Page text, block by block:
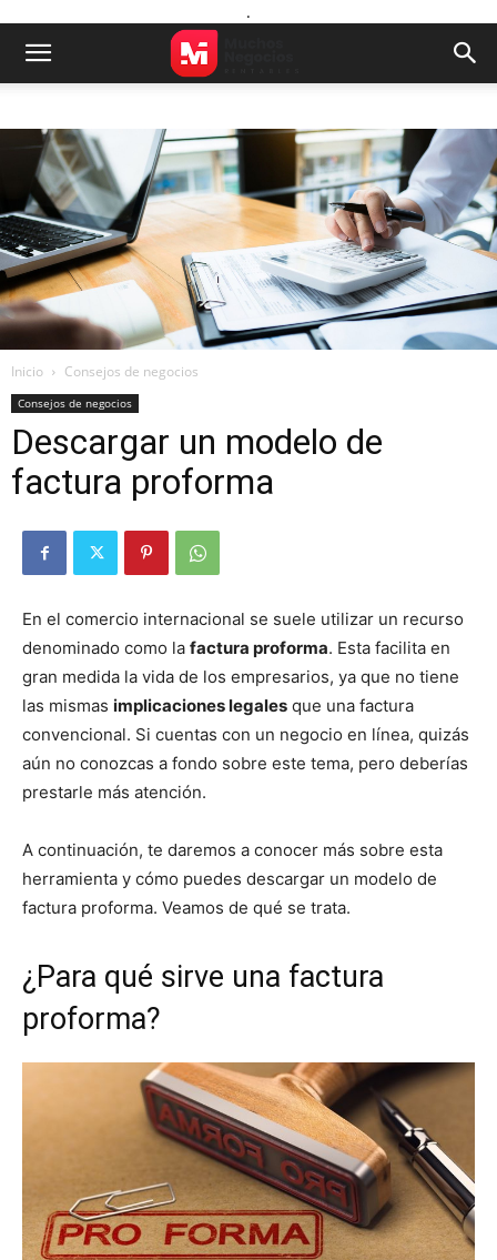
.
Inicio Consejos de negocios
Consejos de negocios
Descargar un modelo de
factura proforma
En el comercio internacional se suele utilizar un recurso
denominado como la factura proforma. Esta facilita en
gran medida la vida de los empresarios, ya que no tiene
las mismas implicaciones legales que una factura
convencional. Si cuentas con un negocio en línea, quizás
aún no conozcas a fondo sobre este tema, pero deberías
prestarle más atención.
A continuación, te daremos a conocer más sobre esta
herramienta y cómo puedes descargar un modelo de
factura proforma. Veamos de qué se trata.
¿Para qué sirve una factura
proforma?